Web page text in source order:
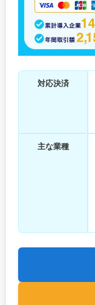
対応決済
主な業種